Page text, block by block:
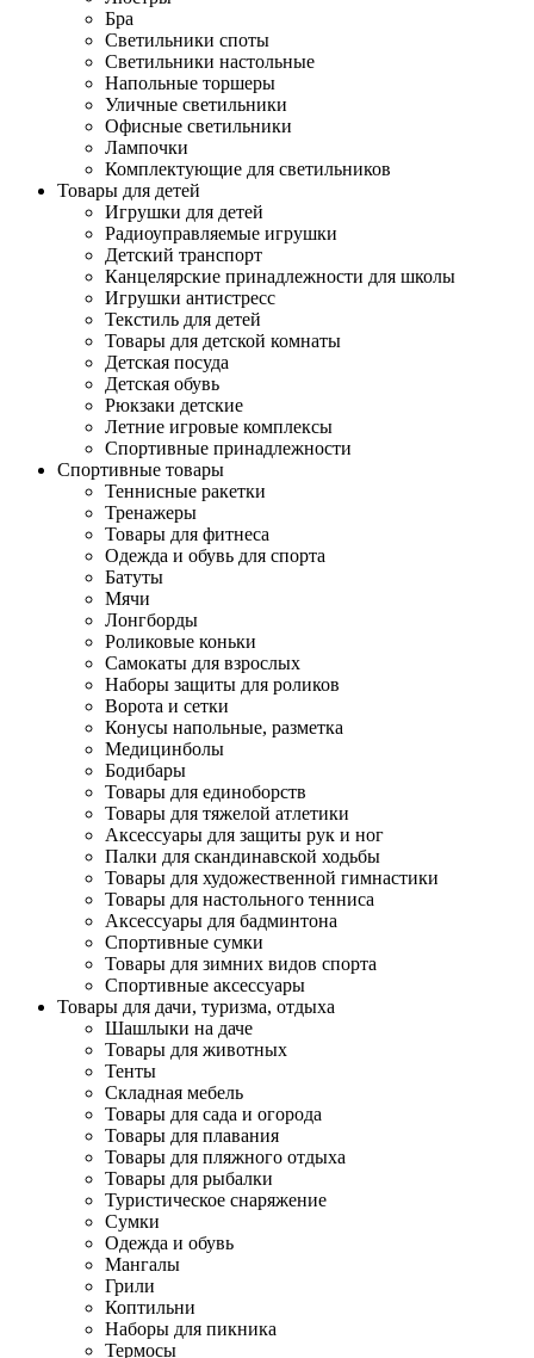
Бра
Светильники споты
Светильники настольные
Напольные торшеры
Уличные светильники
Офисные светильники
Лампочки
Комплектующие для светильников
Товары для детей
Игрушки для детей
Радиоуправляемые игрушки
Детский транспорт
Канцелярские принадлежности для школы
Игрушки антистресс
Текстиль для детей
Товары для детской комнаты
Детская посуда
Детская обувь
Рюкзаки детские
Летние игровые комплексы
Спортивные принадлежности
Спортивные товары
Теннисные ракетки
Тренажеры
Товары для фитнеса
Одежда и обувь для спорта
Батуты
Мячи
Лонгборды
Роликовые коньки
Самокаты для взрослых
Наборы защиты для роликов
Ворота и сетки
Конусы напольные, разметка
Медицинболы
Бодибары
Товары для единоборств
Товары для тяжелой атлетики
Аксессуары для защиты рук и ног
Палки для скандинавской ходьбы
Товары для художественной гимнастики
Товары для настольного тенниса
Аксессуары для бадминтона
Спортивные сумки
Товары для зимних видов спорта
Спортивные аксессуары
Товары для дачи, туризма, отдыха
Шашлыки на даче
Товары для животных
Тенты
Складная мебель
Товары для сада и огорода
Товары для плавания
Товары для пляжного отдыха
Товары для рыбалки
Туристическое снаряжение
Сумки
Одежда и обувь
Мангалы
Грили
Коптильни
Наборы для пикника
Термосы